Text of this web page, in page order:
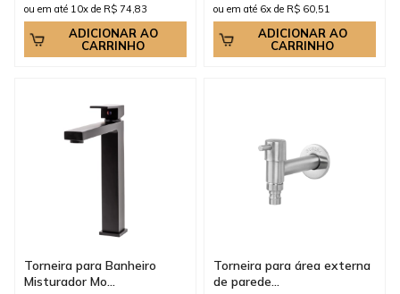
ou em até 10x de R$ 74,83
ADICIONAR AO
CARRINHO
ou em até 6x de R$ 60,51
ADICIONAR AO
CARRINHO
Torneira para Banheiro
Misturador Mo...
Torneira para área externa
de parede...